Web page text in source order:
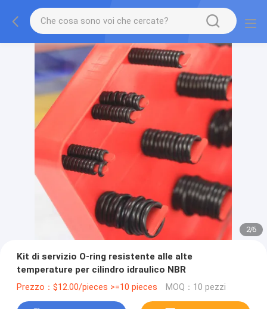
2/6
Kit di servizio O-ring resistente alle alte
temperature per cilindro idraulico NBR
Prezzo：$12.00/pieces >=10 pieces MOQ：10 pezzi